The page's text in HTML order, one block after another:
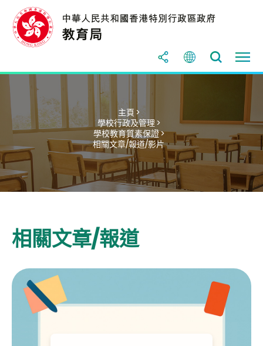
主頁 >
學校行政及管理 >
學校教育質素保證 >
相關文章/報道/影片
相關文章/報道